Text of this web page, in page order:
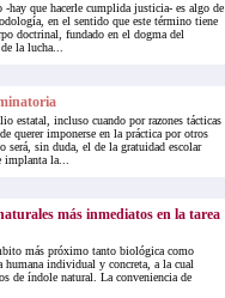
que hacerle cumplida justicia- es algo de
en el sentido que este término tiene
doctrinal, fundado en el dogma del
la lucha...
estatal, incluso cuando por razones tácticas
querer imponerse en la práctica por otros
sin duda, el de la gratuidad escolar
la...
más inmediatos en la tarea
más próximo tanto biológica como
humana individual y concreta, a la cual
de índole natural. La conveniencia de